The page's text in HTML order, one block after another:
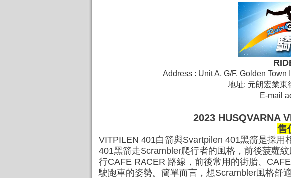
Address : Unit A, G/F, Golden
地址: 元朗宏業東
E-mail
2023 HUSQVARNA
售
VITPILEN 401白箭與Svartpilen 401黑箭是採用
401黑箭走Scrambler爬行者的風格，前後菠蘿
行CAFE RACER 路線，前後常用的街胎、
駛跑車的姿勢。簡單而言，想Scrambler風格舒